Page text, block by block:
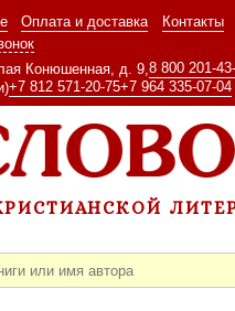
Оплата и доставка
Контакты
Конюшенная, д. 9, 8 800 201-
+7 812 571-20-75+7 964 335-07-04